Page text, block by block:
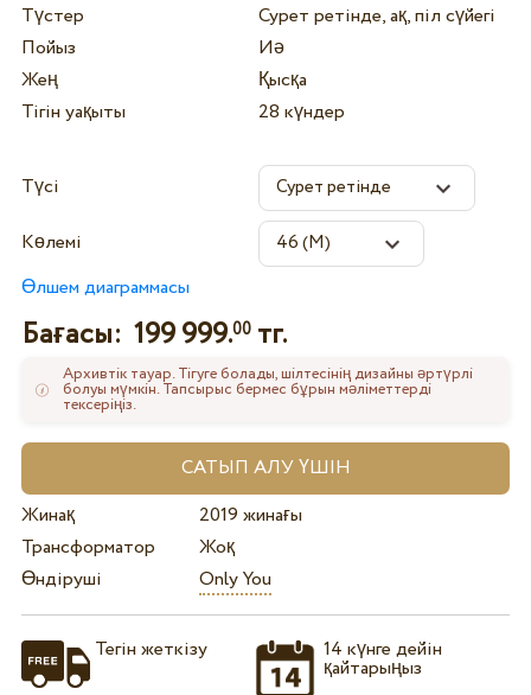
Түстер
Сурет ретінде, ақ, піл сүйегі
Пойыз
Иә
Жең
Қысқа
Тігін уақыты
28 күндер
Түсі
Көлемі
Өлшем диаграммасы
Бағасы: 199 999.00тг.
Архивтік тауар. Тігуге болады, шілтесінің дизайны әртүрлі
болуы мүмкін. Тапсырыс бермес бұрын мәліметтерді
тексеріңіз.
Жинақ
2019 жинағы
Трансформатор
Жоқ
Өндіруші
Only You
Тегін жеткізу 14 күнге дейін
қайтарыңыз